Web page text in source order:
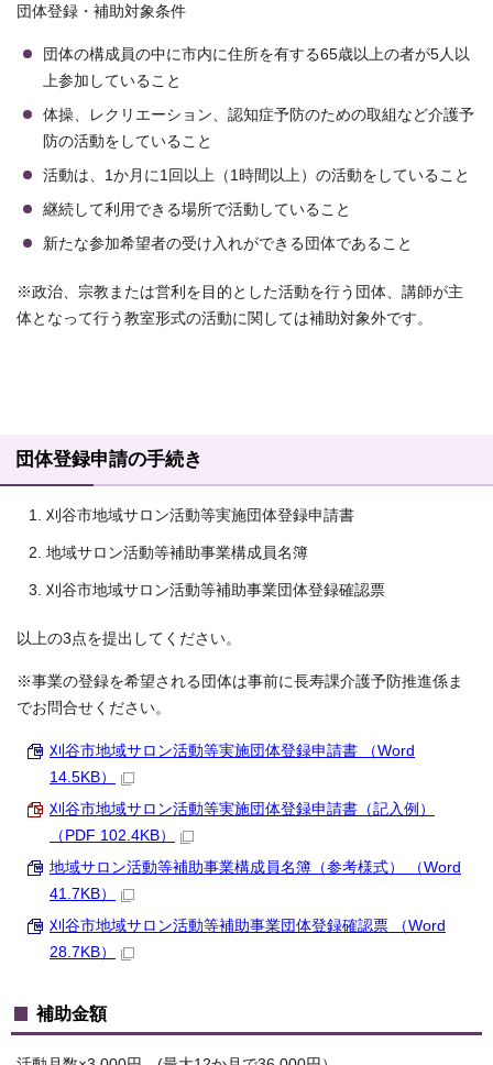
団体登録・補助対象条件
団体の構成員の中に市内に住所を有する65歳以上の者が5人以
上参加していること
体操、レクリエーション、認知症予防のための取組など介護予
防の活動をしていること
活動は、1か月に1回以上（1時間以上）の活動をしていること
継続して利用できる場所で活動していること
新たな参加希望者の受け入れができる団体であること
※政治、宗教または営利を目的とした活動を行う団体、講師が主
体となって行う教室形式の活動に関しては補助対象外です。
団体登録申請の手続き
刈谷市地域サロン活動等実施団体登録申請書
地域サロン活動等補助事業構成員名簿
刈谷市地域サロン活動等補助事業団体登録確認票
以上の3点を提出してください。
※事業の登録を希望される団体は事前に長寿課介護予防推進係ま
でお問合せください。
刈谷市地域サロン活動等実施団体登録申請書 （Word
14.5KB）
刈谷市地域サロン活動等実施団体登録申請書（記入例）
（PDF 102.4KB）
地域サロン活動等補助事業構成員名簿（参考様式） （Word
41.7KB）
刈谷市地域サロン活動等補助事業団体登録確認票 （Word
28.7KB）
補助金額